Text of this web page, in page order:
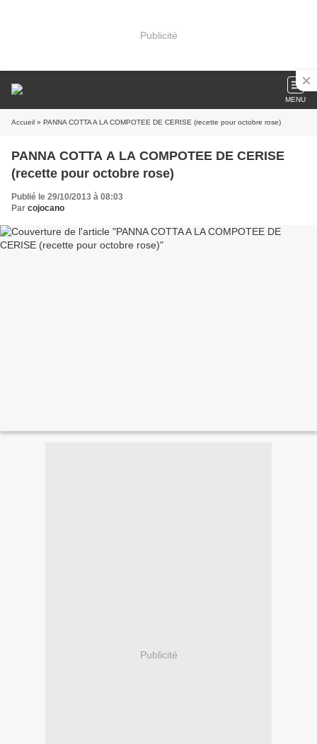
Publicité
MENU
Accueil » PANNA COTTA A LA COMPOTEE DE CERISE (recette pour octobre rose)
PANNA COTTA A LA COMPOTEE DE CERISE
(recette pour octobre rose)
Publié le 29/10/2013 à 08:03
Par cojocano
Publicité